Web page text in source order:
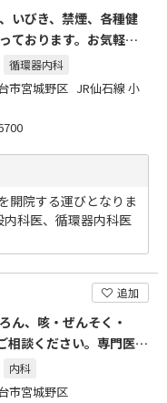
いびき、禁煙、各種健
ております。お気軽に
い。
循環器内科
市宮城野区 JR仙石線 小
開院する運びとなりま
科医、循環器内科医
追加
ん、咳・ぜんそく・
相談ください。専門医と
察します
内科
市宮城野区